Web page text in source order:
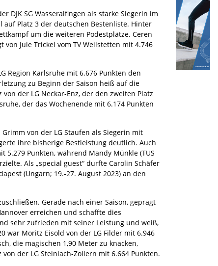
DJK SG Wasseralfingen als starke Siegerin im
Platz 3 der deutschen Bestenliste. Hinter
um die weiteren Podestplätze. Ceren
Jule Trickel vom TV Weilstetten mit 4.746
Region Karlsruhe mit 6.676 Punkten den
zu Beginn der Saison heiß auf die
der LG Neckar-Enz, der den zweiten Platz
der das Wochenende mit 6.174 Punkten
von der LG Staufen als Siegerin mit
ihre bisherige Bestleistung deutlich. Auch
5.279 Punkten, während Mandy Münkle (TUS
Als „special guest“ durfte Carolin Schäfer
(Ungarn; 19.-27. August 2023) an den
Gerade nach einer Saison, geprägt
erreichen und schaffte dies
sehr zufrieden mit seiner Leistung und weiß,
war Moritz Eisold von der LG Filder mit 6.946
die magischen 1,90 Meter zu knacken,
der LG Steinlach-Zollern mit 6.664 Punkten.